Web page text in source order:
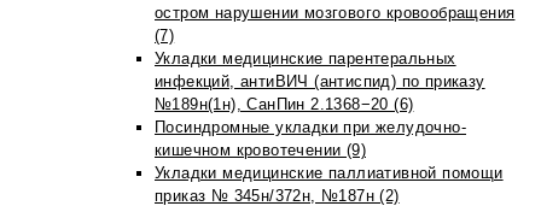
остром нарушении мозгового кровообращения
(7)
Укладки медицинские парентеральных
инфекций, антиВИЧ (антиспид) по приказу
№189н(1н), СанПин 2.1368−20 (6)
Посиндромные укладки при желудочно-
кишечном кровотечении (9)
Укладки медицинские паллиативной помощи
приказ № 345н/372н, №187н (2)